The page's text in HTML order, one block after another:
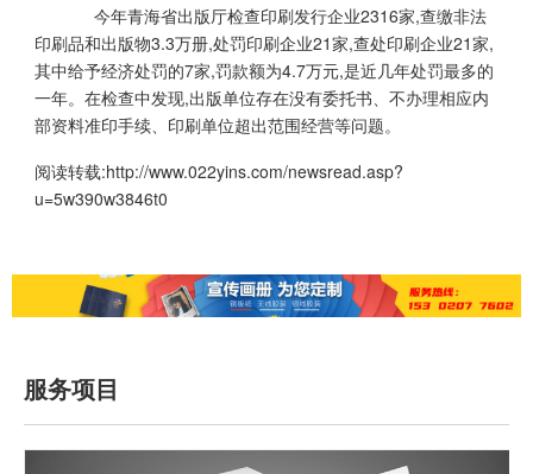
今年青海省出版厅检查印刷发行企业2316家,查缴非法
印刷品和出版物3.3万册,处罚印刷企业21家,查处印刷企业21家,
其中给予经济处罚的7家,罚款额为4.7万元,是近几年处罚最多的
一年。在检查中发现,出版单位存在没有委托书、不办理相应内
部资料准印手续、印刷单位超出范围经营等问题。
阅读转载:http://www.022yins.com/newsread.asp?
u=5w390w3846t0
服务项目